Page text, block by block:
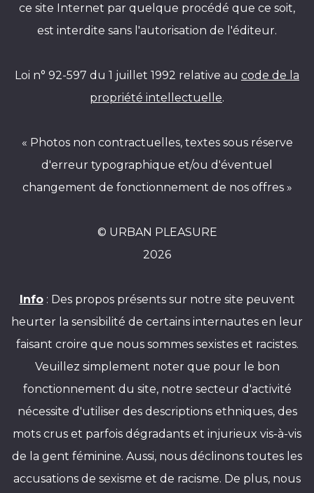
ce site Internet par quelque procédé que ce soit,
est interdite sans l'autorisation de l'éditeur.
Loi n° 92-597 du 1 juillet 1992 relative au code de la
propriété intellectuelle.
« Photos non contractuelles, textes sous réserve
d'erreur typographique et/ou d'éventuel
changement de fonctionnement de nos offres »
© URBAN PLEASURE
2026
Info: Des propos présents sur notre site peuvent
heurter la sensibilité de certains internautes en leur
faisant croire que nous sommes sexistes et racistes.
Veuillez simplement noter que pour le bon
fonctionnement du site, notre secteur d'activité
nécessite d'utiliser des descriptions ethniques, des
mots crus et parfois dégradants et injurieux vis-à-vis
de la gent féminine. Aussi, nous déclinons toutes les
accusations de sexisme et de racisme. De plus, nous